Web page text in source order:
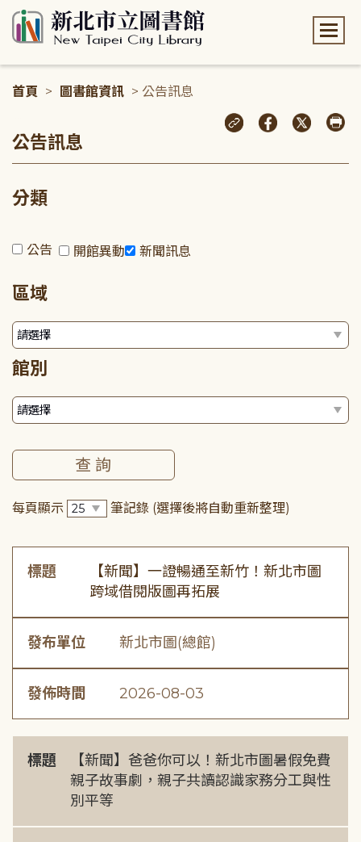
首頁 > 圖書館資訊 > 公告訊息
公告訊息
分類
公告 開館異動 新聞訊息
區域
館別
每頁顯示 筆記錄 (選擇後將自動重新整理)
標題
【新聞】一證暢通至新竹！新北市圖
跨域借閱版圖再拓展
發布單位 新北市圖(總館)
發佈時間 2026-08-03
標題
【新聞】爸爸你可以！新北市圖暑假免費
親子故事劇，親子共讀認識家務分工與性
別平等